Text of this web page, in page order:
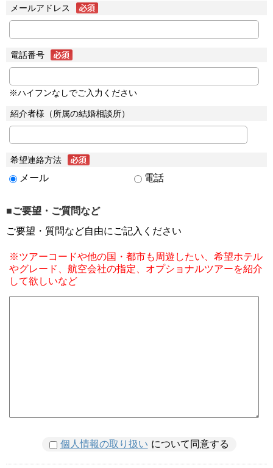
メールアドレス
電話番号
※ハイフンなしでご入力ください
紹介者様（所属の結婚相談所）
希望連絡方法
メール 電話
■ご要望・ご質問など
ご要望・質問など自由にご記入ください
※ツアーコードや他の国・都市も周遊したい、希望ホテル
やグレード、航空会社の指定、オプショナルツアーを紹介
して欲しいなど
個人情報の取り扱い について同意する